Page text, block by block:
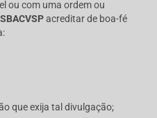
ou com uma ordem ou
SBACVSPacreditar de boa-fé
que exija tal divulgação;